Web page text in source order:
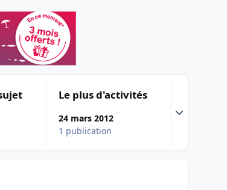
Le plus d'activités
24 mars 2012
1 publication
Expand topic